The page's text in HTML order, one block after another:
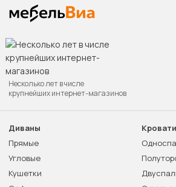
Несколько лет в числе
крупнейших интернет-магазинов
Диваны
Прямые
Угловые
Кушетки
Кровати